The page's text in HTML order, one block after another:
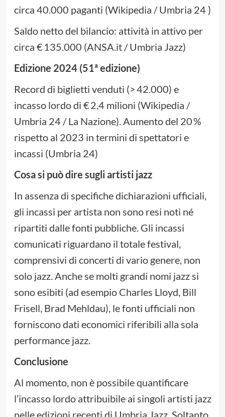
circa 40.000 paganti (Wikipedia / Umbria 24 )
Saldo netto del bilancio: attività in attivo per
circa € 135.000 (ANSA.it / Umbria Jazz)
Edizione 2024 (51ª edizione)
Record di biglietti venduti (> 42.000) e
incasso lordo di € 2,4 milioni (Wikipedia /
Umbria 24 / La Nazione). Aumento del 20 %
rispetto al 2023 in termini di spettatori e
incassi (Umbria 24)
Cosa si può dire sugli artisti jazz
In assenza di specifiche dichiarazioni ufficiali,
gli incassi per artista non sono resi noti né
ripartiti dalle fonti pubbliche. Gli incassi
comunicati riguardano il totale festival,
comprensivi di concerti di vario genere, non
solo jazz. Anche se molti grandi nomi jazz si
sono esibiti (ad esempio Charles Lloyd, Bill
Frisell, Brad Mehldau), le fonti ufficiali non
forniscono dati economici riferibili alla sola
performance jazz.
Conclusione
Al momento, non è possibile quantificare
l’incasso lordo attribuibile ai singoli artisti jazz
nelle edizioni recenti di Umbria Jazz. Soltanto